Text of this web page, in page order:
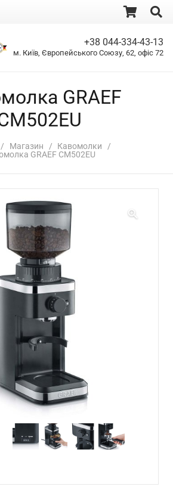
+38 044-334-43-13
м. Київ, Європейського Союзу, 62, офіс 72
GRAEF
/ Магазин / Кавомолки /
GRAEF CM502EU